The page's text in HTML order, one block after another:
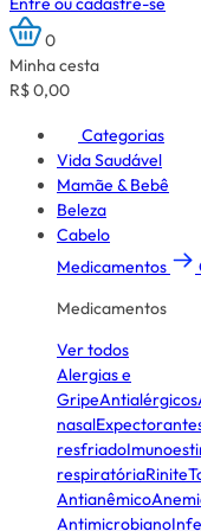
0
Minha cesta
R$ 0,00
Categorias
Vida Saudável
Mamãe & Bebê
Beleza
Cabelo
Medicamentos
Medicamentos
Ver todos
Alergias e
GripeAntialérgicos
nasal
resfriado
respiratóriaRinite
Antianêmico
Antimicrobiano